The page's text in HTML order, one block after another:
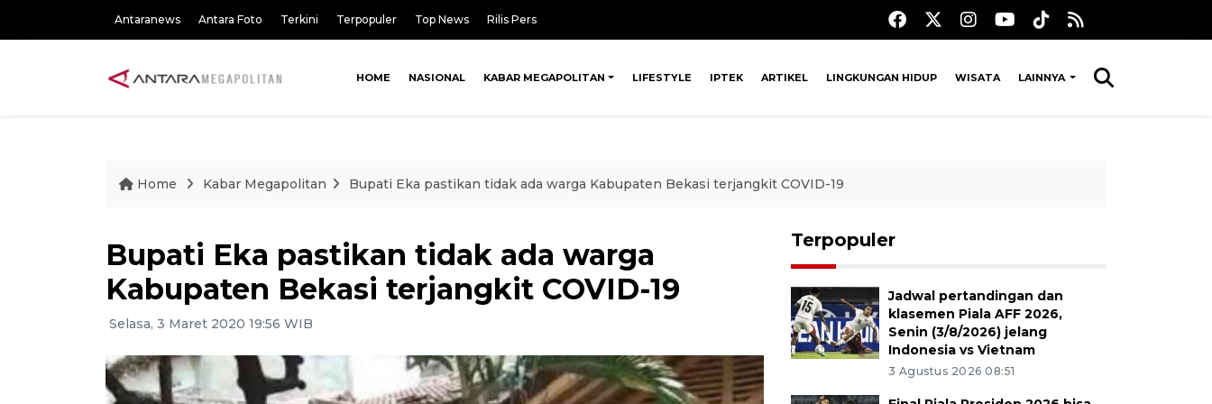
Antaranews Antara Foto Terkini Terpopuler Top News Rilis Pers
HOME NASIONAL KABAR MEGAPOLITAN LIFESTYLE IPTEK ARTIKEL LINGKUNGAN HIDUP WISATA LAINNYA
Home Kabar Megapolitan Bupati Eka pastikan tidak ada warga Kabupaten Bekasi terjangkit COVID-19
Bupati Eka pastikan tidak ada warga
Kabupaten Bekasi terjangkit COVID-19
Selasa, 3 Maret 2020 19:56 WIB
Terpopuler
Jadwal pertandingan dan
klasemen Piala AFF 2026,
Senin (3/8/2026) jelang
Indonesia vs Vietnam
3 Agustus 2026 08:51